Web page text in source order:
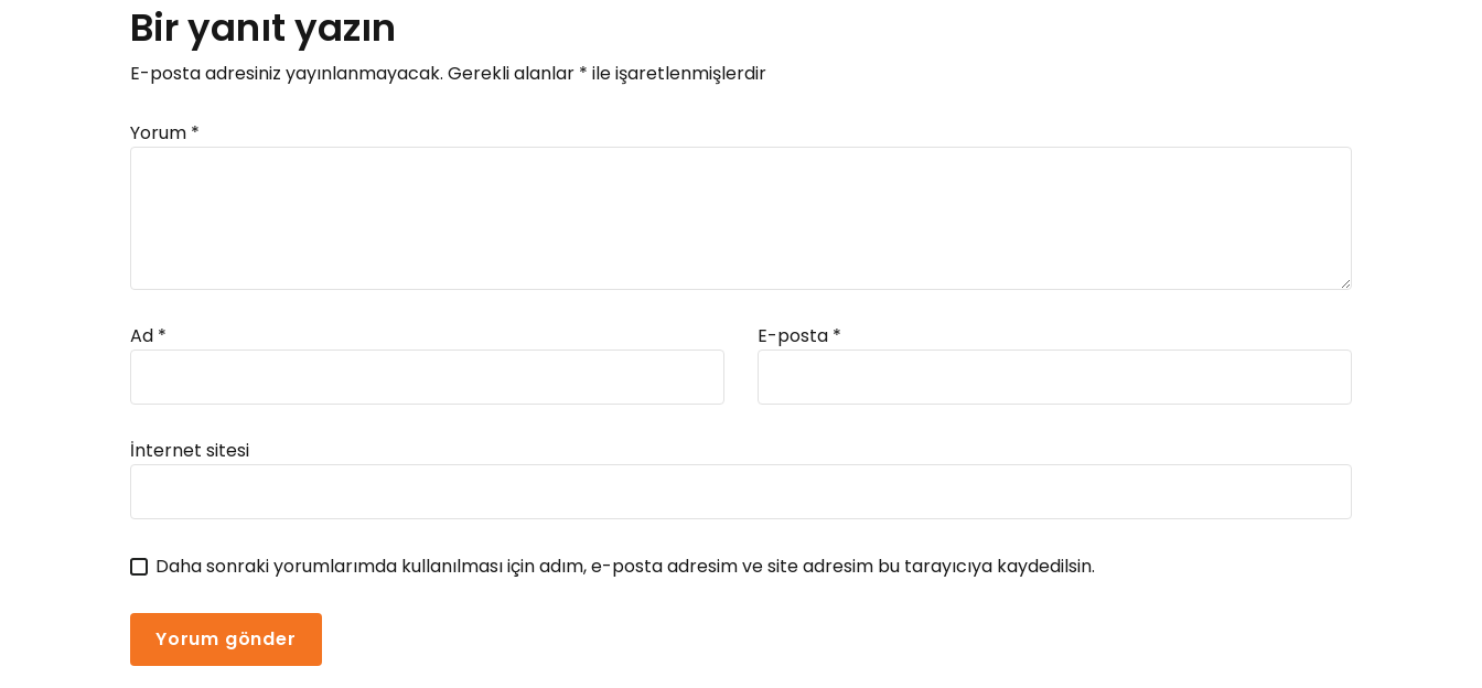
Bir yanıt yazın
E-posta adresiniz yayınlanmayacak. Gerekli alanlar * ile işaretlenmişlerdir
Yorum *
Ad * E-posta *
İnternet sitesi
Daha sonraki yorumlarımda kullanılması için adım, e-posta adresim ve site adresim bu tarayıcıya kaydedilsin.